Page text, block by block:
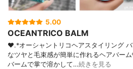
5.00
OCEANTRICO BALM
❤︎.*⁡オーシャントリコヘアスタイリング
なツヤと毛束感が簡単に作れるヘアバー
バームで掌で溶かして…続きを見る